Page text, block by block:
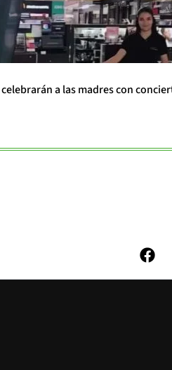
a las madres con